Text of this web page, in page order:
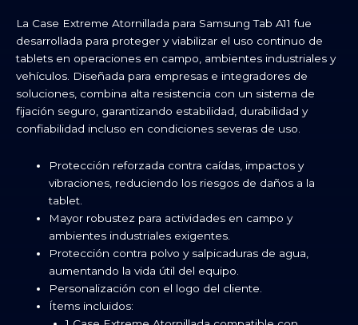
La Case Extreme Atornillada para Samsung Tab A11 fue
desarrollada para proteger y viabilizar el uso continuo de
tablets en operaciones en campo, ambientes industriales y
vehículos. Diseñada para empresas e integradores de
soluciones, combina alta resistencia con un sistema de
fijación seguro, garantizando estabilidad, durabilidad y
confiabilidad incluso en condiciones severas de uso.
Protección reforzada contra caídas, impactos y
vibraciones, reduciendo los riesgos de daños a la
tablet.
Mayor robustez para actividades en campo y
ambientes industriales exigentes.
Protección contra polvo y salpicaduras de agua,
aumentando la vida útil del equipo.
Personalización con el logo del cliente.
Ítems incluidos: